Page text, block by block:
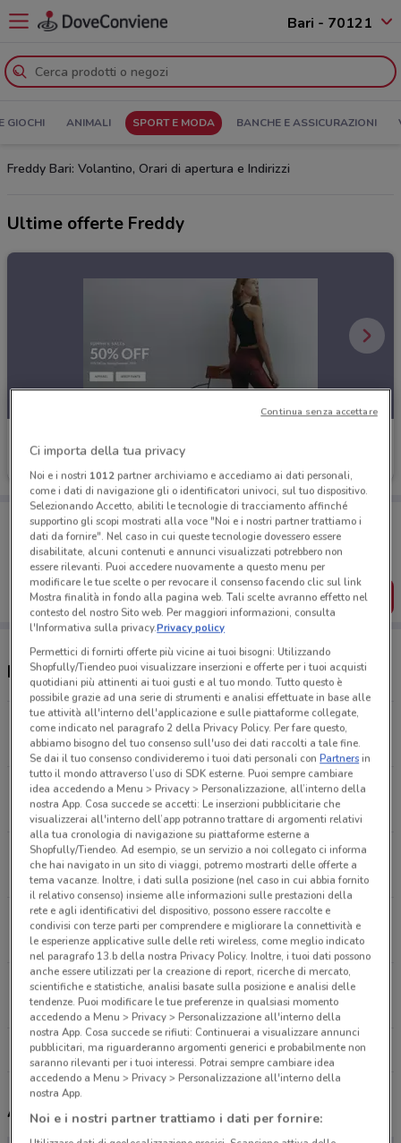
Bari - 70121
GIOCHI ANIMALI SPORT E MODA BANCHE E ASSICURAZIONI
Freddy Bari: Volantino, Orari di apertura e Indirizzi
Ultime offerte Freddy
Porta DoveConviene sempre con te!
Puoi trovare le migliori offerte dei negozi vicino a te,
salvarle e creare la tua lista del risparmio, comodamente
dal tuo cellulare.
SCARICA L’APP
Negozi Freddy a Bari
Via Mulinetti, 5 Andria
744 m
Via G. Di Scanno, 36 Bari
836 m
Via C.Colombo, 79 Bari
1.3 km
Via Grazzi Soncini, 70 Bari
4.3 km
Via Luppi Menotti, 13 Bari
4.6 km
Tutti i negozi Freddy
Altri volantini nelle vicinanze
Ci importa della tua privacy
Noi e i nostri 1012partner archiviamo e accediamo ai dati personali,
come i dati di navigazione gli o identificatori univoci, sul tuo dispositivo.
Selezionando Accetto, abiliti le tecnologie di tracciamento affinché
supportino gli scopi mostrati alla voce "Noi e i nostri partner trattiamo i
dati da fornire". Nel caso in cui queste tecnologie dovessero essere
disabilitate, alcuni contenuti e annunci visualizzati potrebbero non
essere rilevanti. Puoi accedere nuovamente a questo menu per
modificare le tue scelte o per revocare il consenso facendo clic sul link
Mostra finalità in fondo alla pagina web. Tali scelte avranno effetto nel
contesto del nostro Sito web. Per maggiori informazioni, consulta
l'Informativa sulla privacy.Privacy policy
Permettici di fornirti offerte più vicine ai tuoi bisogni: Utilizzando
Shopfully/Tiendeo puoi visualizzare inserzioni e offerte per i tuoi acquisti
quotidiani più attinenti ai tuoi gusti e al tuo mondo. Tutto questo è
possibile grazie ad una serie di strumenti e analisi effettuate in base alle
tue attività all'interno dell'applicazione e sulle piattaforme collegate,
come indicato nel paragrafo 2 della Privacy Policy. Per fare questo,
abbiamo bisogno del tuo consenso sull'uso dei dati raccolti a tale fine.
Se dai il tuo consenso condivideremo i tuoi dati personali conPartnersin
tutto il mondo attraverso l’uso di SDK esterne. Puoi sempre cambiare
idea accedendo a Menu > Privacy > Personalizzazione, all’interno della
nostra App. Cosa succede se accetti: Le inserzioni pubblicitarie che
visualizzerai all'interno dell’app potranno trattare di argomenti relativi
alla tua cronologia di navigazione su piattaforme esterne a
Shopfully/Tiendeo. Ad esempio, se un servizio a noi collegato ci informa
che hai navigato in un sito di viaggi, potremo mostrarti delle offerte a
tema vacanze. Inoltre, i dati sulla posizione (nel caso in cui abbia fornito
il relativo consenso) insieme alle informazioni sulle prestazioni della
rete e agli identificativi del dispositivo, possono essere raccolte e
condivisi con terze parti per comprendere e migliorare la connettività e
le esperienze applicative sulle delle reti wireless, come meglio indicato
nel paragrafo 13.b della nostra Privacy Policy. Inoltre, i tuoi dati possono
anche essere utilizzati per la creazione di report, ricerche di mercato,
scientifiche e statistiche, analisi basate sulla posizione e analisi delle
tendenze. Puoi modificare le tue preferenze in qualsiasi momento
accedendo a Menu > Privacy > Personalizzazione all'interno della
nostra App. Cosa succede se rifiuti: Continuerai a visualizzare annunci
pubblicitari, ma riguarderanno argomenti generici e probabilmente non
saranno rilevanti per i tuoi interessi. Potrai sempre cambiare idea
accedendo a Menu > Privacy > Personalizzazione all'interno della
nostra App.
Noi e i nostri partner trattiamo i dati per fornire:
Continua senza accettare